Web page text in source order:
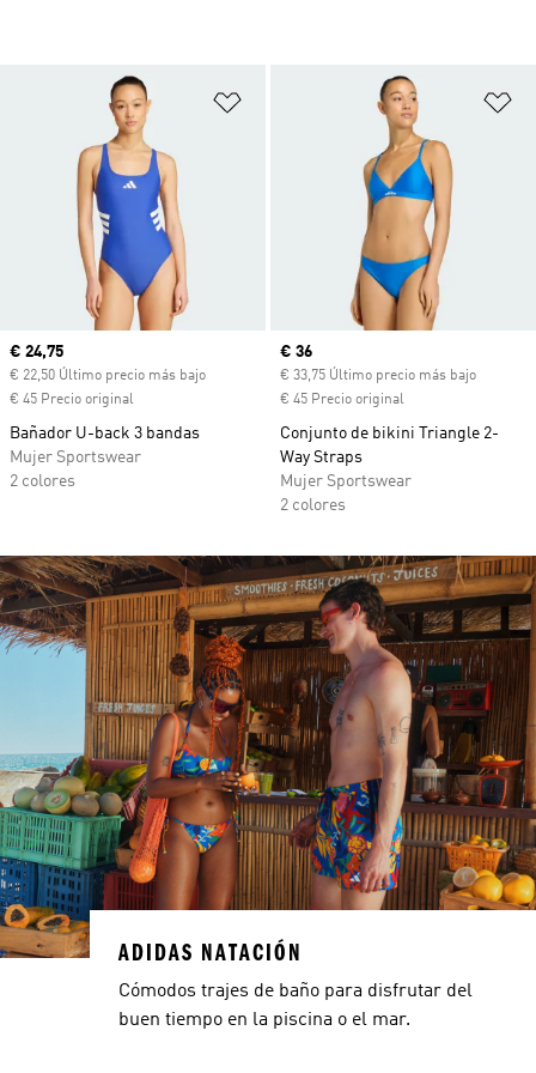
Añadir a la lista de deseos
Precio actual
€ 24,75
€ 22,50 Último precio más bajo
€ 45 Precio original
Bañador U-back 3 bandas
Mujer Sportswear
2 colores
Precio actual
€ 36
€ 33,75 Último precio más bajo
€ 45 Precio original
Conjunto de bikini Triangle 2-
Way Straps
Mujer Sportswear
2 colores
ADIDAS NATACIÓN
Cómodos trajes de baño para disfrutar del
buen tiempo en la piscina o el mar.